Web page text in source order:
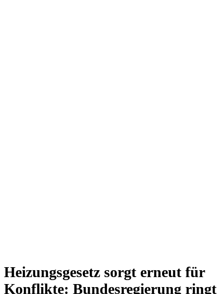
Heizungsgesetz sorgt erneut für
Konflikte: Bundesregierung ringt